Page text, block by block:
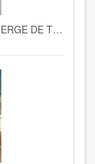
HISTOIRE DE LA PROCESSION DE LA VIERGE DE TRAPANI A LA GOULETTE